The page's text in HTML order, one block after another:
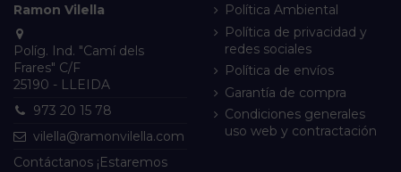
Ramon Vilella
Políg. Ind. "Camí dels
Frares" C/F
25190 - LLEIDA
973 20 15 78
vilella@ramonvilella.com
Contáctanos ¡Estaremos
Política Ambiental
Política de privacidad y
redes sociales
Política de envíos
Garantía de compra
Condiciones generales
uso web y contractación